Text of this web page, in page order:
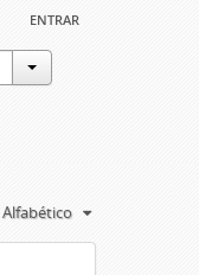
entrar
Alfabético